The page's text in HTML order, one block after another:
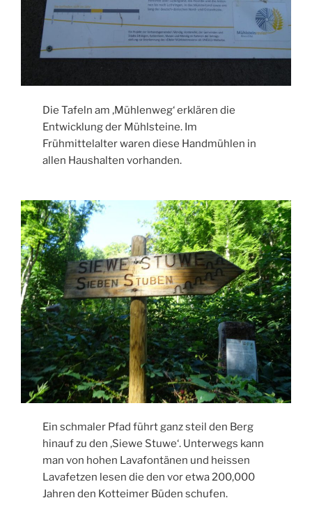
Die Tafeln am ‚Mühlenweg‘ erklären die
Entwicklung der Mühlsteine. Im
Frühmittelalter waren diese Handmühlen in
allen Haushalten vorhanden.
Ein schmaler Pfad führt ganz steil den Berg
hinauf zu den ‚Siewe Stuwe‘. Unterwegs kann
man von hohen Lavafontänen und heissen
Lavafetzen lesen die den vor etwa 200,000
Jahren den Kotteimer Büden schufen.